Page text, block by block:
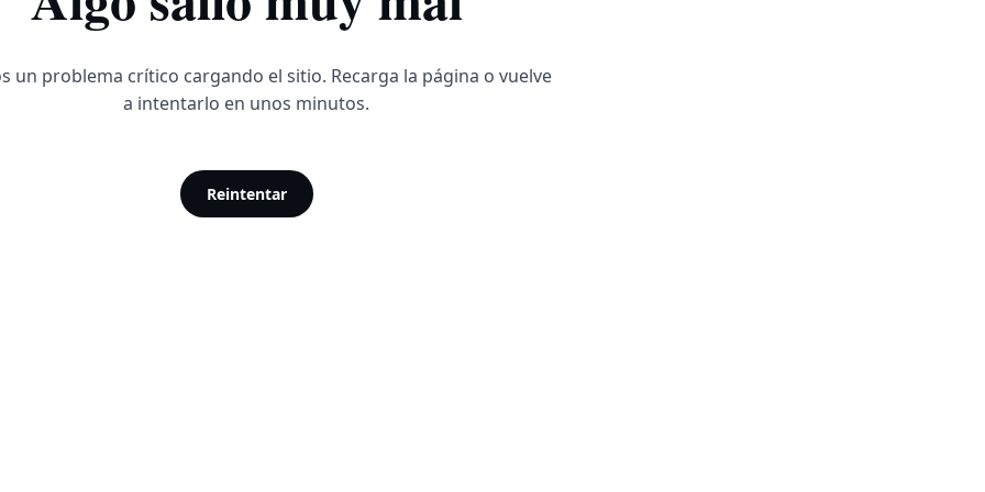
un problema crítico cargando el sitio. Recarga la página o vuelve
a intentarlo en unos minutos.
Reintentar